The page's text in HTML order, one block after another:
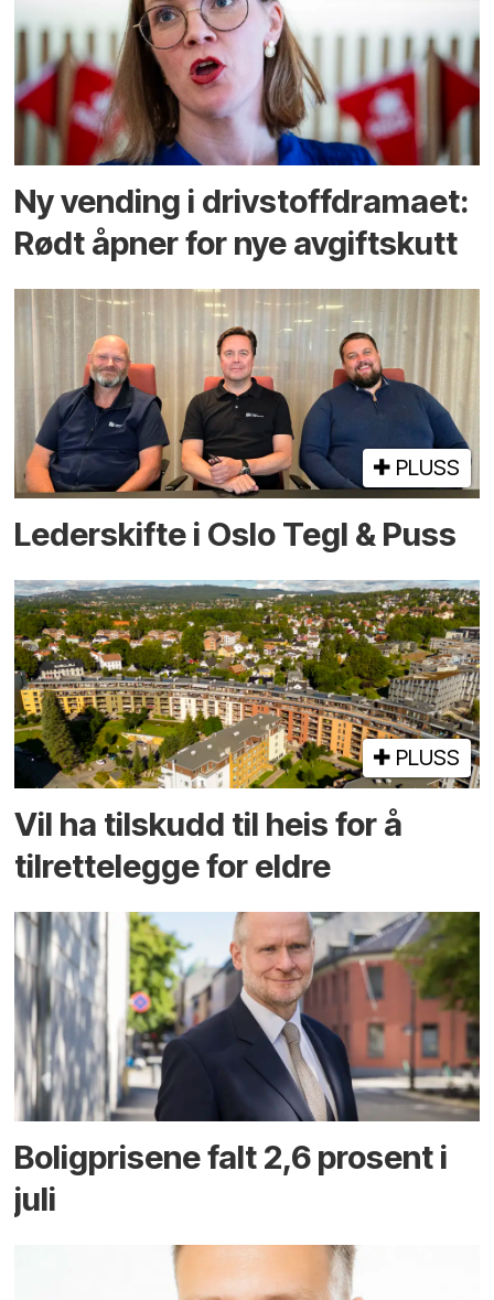
Ny vending i drivstoffdramaet:
Rødt åpner for nye avgiftskutt
PLUSS
Lederskifte i Oslo Tegl & Puss
PLUSS
Vil ha tilskudd til heis for å
tilrettelegge for eldre
Boligprisene falt 2,6 prosent i
juli